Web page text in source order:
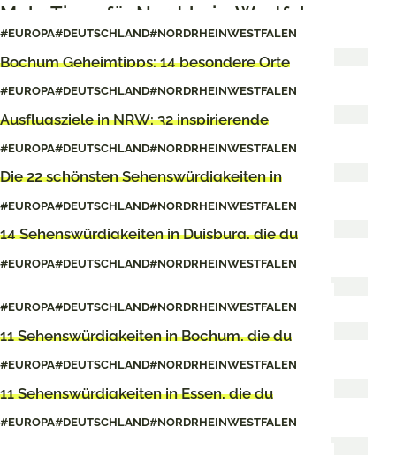
Mehr Tipps für Nordrhein-Westfalen
#EUROPA#DEUTSCHLAND#NORDRHEINWESTFALEN
Bochum Geheimtipps: 14 besondere Orte
#EUROPA#DEUTSCHLAND#NORDRHEINWESTFALEN
Ausflugsziele in NRW: 32 inspirierende
#EUROPA#DEUTSCHLAND#NORDRHEINWESTFALEN
Die 22 schönsten Sehenswürdigkeiten in
#EUROPA#DEUTSCHLAND#NORDRHEINWESTFALEN
14 Sehenswürdigkeiten in Duisburg, die du
#EUROPA#DEUTSCHLAND#NORDRHEINWESTFALEN
#EUROPA#DEUTSCHLAND#NORDRHEINWESTFALEN
11 Sehenswürdigkeiten in Bochum, die du
#EUROPA#DEUTSCHLAND#NORDRHEINWESTFALEN
11 Sehenswürdigkeiten in Essen, die du
#EUROPA#DEUTSCHLAND#NORDRHEINWESTFALEN